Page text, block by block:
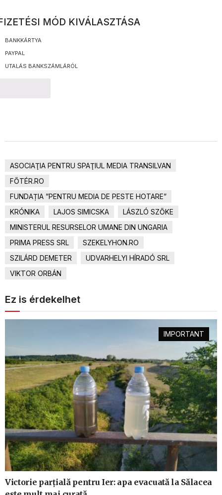
MÓD KIVÁLASZTÁSA
BANKKÁRTYA
PAYPAL
UTALÁS BANKSZÁMLÁRÓL
ASOCIAŢIA PENTRU SPAŢIUL MEDIA TRANSILVAN
FŐTÉR.RO
FUNDAȚIA ”PENTRU MEDIA DE PESTE HOTARE”
KRÓNIKA
LAJOS SIMICSKA
LÁSZLÓ SZŐKE
MINISTERUL RESURSELOR UMANE DIN UNGARIA
PRIMA PRESS SRL
SZEKELYHON.RO
SZILÁRD DEMETER
UDVARHELYI HÍRADÓ SRL
VIKTOR ORBÁN
Ez is érdekelhet
IMPORTANT
Victorie parțială pentru Ier: apa evacuată la Sălacea